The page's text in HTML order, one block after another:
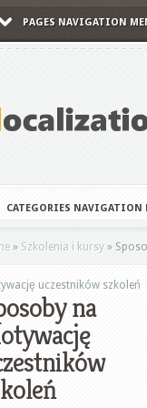
PAGES NAVIGATION
CATEGORIES NAVIGATION
» Szkolenia i kursy »
uczestników szkoleń
na